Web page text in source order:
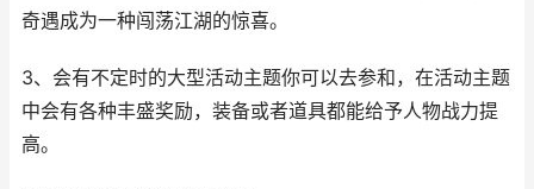
奇遇成为一种闯荡江湖的惊喜。
3、会有不定时的大型活动主题你可以去参和，在活动主题
中会有各种丰盛奖励，装备或者道具都能给予人物战力提
高。